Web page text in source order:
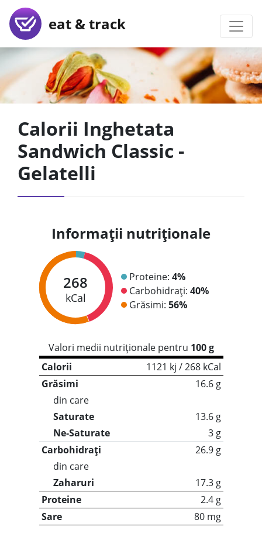
eat & track
Calorii Inghetata
Sandwich Classic -
Gelatelli
Informații nutriționale
268
kCal
Proteine: 4%
Carbohidrați: 40%
Grăsimi: 56%
Valori medii nutriționale pentru 100 g
Calorii
1121 kj / 268 kCal
Grăsimi
16.6 g
din care
Saturate
13.6 g
Ne-Saturate
3 g
Carbohidrați
26.9 g
din care
Zaharuri
17.3 g
Proteine
2.4 g
Sare
80 mg